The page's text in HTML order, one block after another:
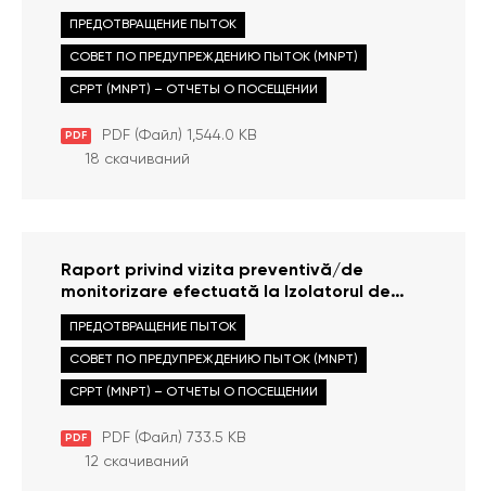
PDF PDF (Файл) 1,544.0 KB
ПРЕДОТВРАЩЕНИЕ ПЫТОК
СОВЕТ ПО ПРЕДУПРЕЖДЕНИЮ ПЫТОК (MNPT)
CPPT (MNPT) – ОТЧЕТЫ О ПОСЕЩЕНИИ
18 скачиваний
Raport privind vizita preventivă/de
monitorizare efectuată la Izolatorul de
urmărire penală al Centrului Naţional
Anticorupţie la data de 17 februarie 2022
PDF PDF (Файл) 733.5 KB
ПРЕДОТВРАЩЕНИЕ ПЫТОК
СОВЕТ ПО ПРЕДУПРЕЖДЕНИЮ ПЫТОК (MNPT)
CPPT (MNPT) – ОТЧЕТЫ О ПОСЕЩЕНИИ
12 скачиваний